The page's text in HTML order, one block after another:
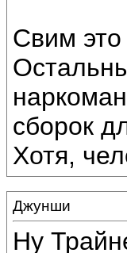
Свим это
сборок
Хотя,
Джунши
Ну